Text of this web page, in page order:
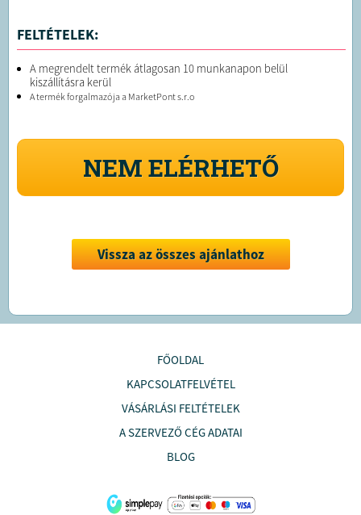
FELTÉTELEK:
A megrendelt termék átlagosan 10 munkanapon belül
kiszállításra kerül
A termék forgalmazója a MarketPont s.r.o
NEM ELÉRHETŐ
Vissza az összes ajánlathoz
FŐOLDAL
KAPCSOLATFELVÉTEL
VÁSÁRLÁSI FELTÉTELEK
A SZERVEZŐ CÉG ADATAI
BLOG